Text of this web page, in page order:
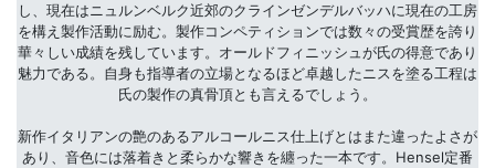
し、現在はニュルンベルク近郊のクラインゼンデルバッハに現在の工房
を構え製作活動に励む。製作コンペティションでは数々の受賞歴を誇り
華々しい成績を残しています。オールドフィニッシュが氏の得意であり
魅力である。自身も指導者の立場となるほど卓越したニスを塗る工程は
氏の製作の真骨頂とも言えるでしょう。
新作イタリアンの艶のあるアルコールニス仕上げとはまた違ったよさが
あり、音色には落着きと柔らかな響きを纏った一本です。Hensel定番